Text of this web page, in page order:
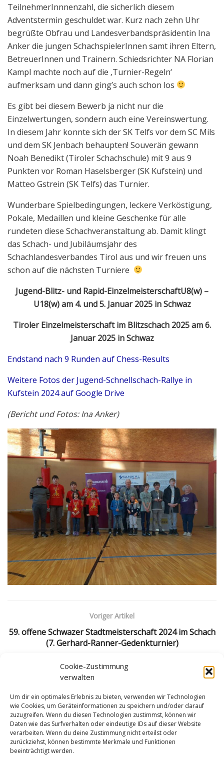
Cookie-Zustimmung
verwalten
Um dir ein optimales Erlebnis zu bieten, verwenden wir Technologien
wie Cookies, um Geräteinformationen zu speichern und/oder darauf
zuzugreifen. Wenn du diesen Technologien zustimmst, können wir
Daten wie das Surfverhalten oder eindeutige IDs auf dieser Website
verarbeiten. Wenn du deine Zustimmung nicht erteilst oder
zurückziehst, können bestimmte Merkmale und Funktionen
beeinträchtigt werden.
TeilnehmerInnnenzahl, die sicherlich diesem
Adventstermin geschuldet war. Kurz nach zehn Uhr
begrüßte Obfrau und Landesverbandspräsidentin Ina
Anker die jungen SchachspielerInnen samt ihren Eltern,
BetreuerInnen und Trainern. Schiedsrichter NA Florian
Kampl machte noch auf die ‚Turnier-Regeln‘
aufmerksam und dann ging’s auch schon los
Es gibt bei diesem Bewerb ja nicht nur die
Einzelwertungen, sondern auch eine Vereinswertung.
In diesem Jahr konnte sich der SK Telfs vor dem SC Mils
und dem SK Jenbach behaupten! Souverän gewann
Noah Benedikt (Tiroler Schachschule) mit 9 aus 9
Punkten vor Roman Haselsberger (SK Kufstein) und
Matteo Gstrein (SK Telfs) das Turnier.
Wunderbare Spielbedingungen, leckere Verköstigung,
Pokale, Medaillen und kleine Geschenke für alle
rundeten diese Schachveranstaltung ab. Damit klingt
das Schach- und Jubiläumsjahr des
Schachlandesverbandes Tirol aus und wir freuen uns
schon auf die nächsten Turniere
Jugend-Blitz- und Rapid-EinzelmeisterschaftU8(w) –
U18(w) am 4. und 5. Januar 2025 in Schwaz
Tiroler Einzelmeisterschaft im Blitzschach 2025am 6.
Januar 2025 in Schwaz
Endstand nach 9 Runden auf Chess-Results
Weitere Fotos der Jugend-Schnellschach-Rallye in
Kufstein 2024 auf Google Drive
(Bericht und Fotos: Ina Anker)
Voriger Artikel
59. offene Schwazer Stadtmeisterschaft 2024 im Schach
(7. Gerhard-Ranner-Gedenkturnier)
Nächster Artikel
Walter Pregl beim internationalen Open in Braunau (B-